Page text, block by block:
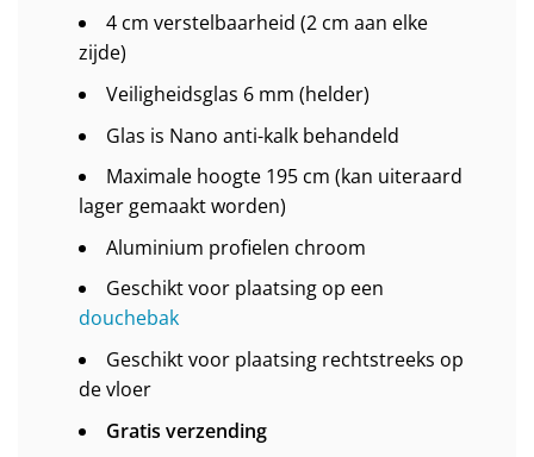
4 cm verstelbaarheid (2 cm aan elke
zijde)
Veiligheidsglas 6 mm (helder)
Glas is Nano anti-kalk behandeld
Maximale hoogte 195 cm (kan uiteraard
lager gemaakt worden)
Aluminium profielen chroom
Geschikt voor plaatsing op een
douchebak
Geschikt voor plaatsing rechtstreeks op
de vloer
Gratis verzending